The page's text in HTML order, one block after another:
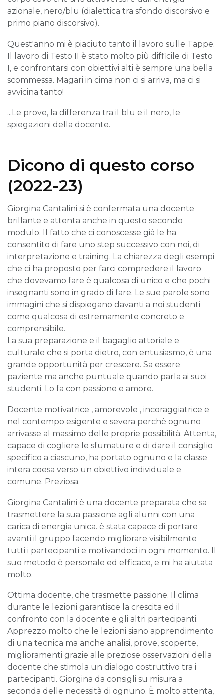
azionale, nero/blu (dialettica tra sfondo discorsivo e
primo piano discorsivo).
Quest'anno mi è piaciuto tanto il lavoro sulle Tappe.
Il lavoro di Testo II è stato molto più difficile di Testo
I, e confrontarsi con obiettivi alti è sempre una bella
scommessa. Magari in cima non ci si arriva, ma ci si
avvicina tanto!
...Le prove, la differenza tra il blu e il nero, le
spiegazioni della docente.
Dicono di questo corso
(2022-23)
Giorgina Cantalini si è confermata una docente
brillante e attenta anche in questo secondo
modulo. Il fatto che ci conoscesse già le ha
consentito di fare uno step successivo con noi, di
interpretazione e training. La chiarezza degli esempi
che ci ha proposto per farci compredere il lavoro
che dovevamo fare è qualcosa di unico e che pochi
insegnanti sono in grado di fare. Le sue parole sono
immagini che si dispiegano davanti a noi studenti
come qualcosa di estremamente concreto e
comprensibile.
La sua preparazione e il bagaglio attoriale e
culturale che si porta dietro, con entusiasmo, è una
grande opportunità per crescere. Sa essere
paziente ma anche puntuale quando parla ai suoi
studenti. Lo fa con passione e amore.
Docente motivatrice , amorevole , incoraggiatrice e
nel contempo esigente e severa perchè ognuno
arrivasse al massimo delle proprie possibilità. Attenta,
capace di cogliere le sfumature e di dare il consiglio
specifico a ciascuno, ha portato ognuno e la classe
intera coesa verso un obiettivo individuale e
comune. Preziosa.
Giorgina Cantalini è una docente preparata che sa
trasmettere la sua passione agli alunni con una
carica di energia unica. è stata capace di portare
avanti il gruppo facendo migliorare visibilmente
tutti i partecipanti e motivandoci in ogni momento. Il
suo metodo è personale ed efficace, e mi ha aiutata
molto.
Ottima docente, che trasmette passione. Il clima
durante le lezioni garantisce la crescita ed il
confronto con la docente e gli altri partecipanti.
Apprezzo molto che le lezioni siano apprendimento
di una tecnica ma anche analisi, prove, scoperte,
miglioramenti grazie alle preziose osservazioni della
docente che stimola un dialogo costruttivo tra i
partecipanti. Giorgina da consigli su misura a
seconda delle necessità di ognuno. È molto attenta,